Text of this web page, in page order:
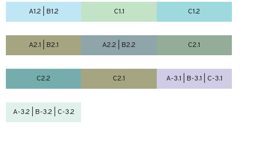
A1.2 | B1.2 C1.1 C1.2
A2.1 | B2.1 A2.2 | B2.2 C2.1
C2.2 C2.1 A-3.1 | B-3.1 | C-3.1
A-3.2 | B-3.2 | C-3.2